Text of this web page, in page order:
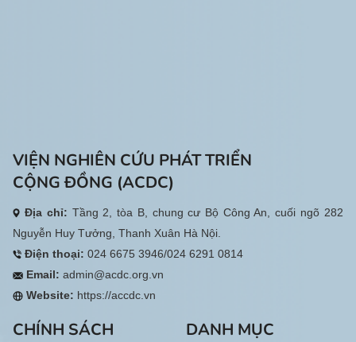
VIỆN NGHIÊN CỨU PHÁT TRIỂN
CỘNG ĐỒNG (ACDC)
Địa chỉ: Tầng 2, tòa B, chung cư Bộ Công An, cuối ngõ 282
Nguyễn Huy Tưởng, Thanh Xuân Hà Nội.
Điện thoại: 024 6675 3946/024 6291 0814
Email: admin@acdc.org.vn
Website: https://accdc.vn
CHÍNH SÁCH DANH MỤC